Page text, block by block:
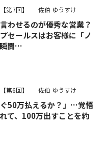
【第7回】 佐伯 ゆうすけ
わせるのが優秀な営業？
セールスはお客様に「ノ
間…
【第6回】 佐伯 ゆうすけ
ぐ50万払えるか？」…覚悟
て、100万出すことを約